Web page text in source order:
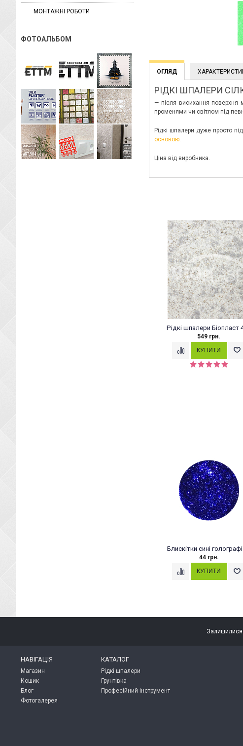
МОНТАЖНІ РОБОТИ
ФОТОАЛЬБОМ
ОГЛЯД
РІДКІ ШПАЛЕРИ
— після висихання поверхня
променями чи світлом під
Рідкі шпалери дуже просто
основою.
Ціна від виробника.
Рідкі шпалери Біопласт
549 грн.
Блискітки сині
44 грн.
Залишилися
НАВІГАЦІЯ
Магазин
Кошик
Блог
Фотогалерея
КАТАЛОГ
Рідкі шпалери
Грунтівка
Професійний інструмент